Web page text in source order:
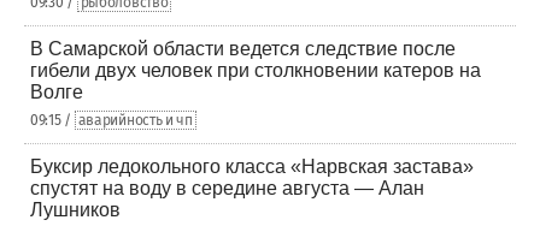
В Самарской области ведется следствие после
гибели двух человек при столкновении катеров на
Волге
09:15 / аварийность и чп
Буксир ледокольного класса «Нарвская застава»
спустят на воду в середине августа — Алан
Лушников